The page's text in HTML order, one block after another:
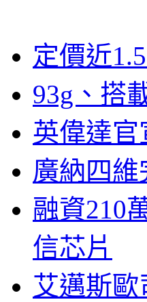
定價近
93g、搭
英偉達官
廣納四
融資210
信芯片
艾邁斯